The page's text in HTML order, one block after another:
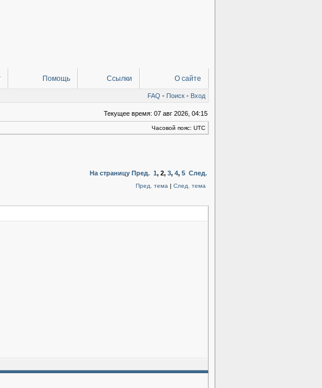
Помощь Ссылки О сайте
FAQ • Поиск • Вход
Текущее время: 07 авг 2026, 04:15
Часовой пояс: UTC
На страницу Пред. 1, 2, 3, 4, 5 След.
Пред. тема | След. тема